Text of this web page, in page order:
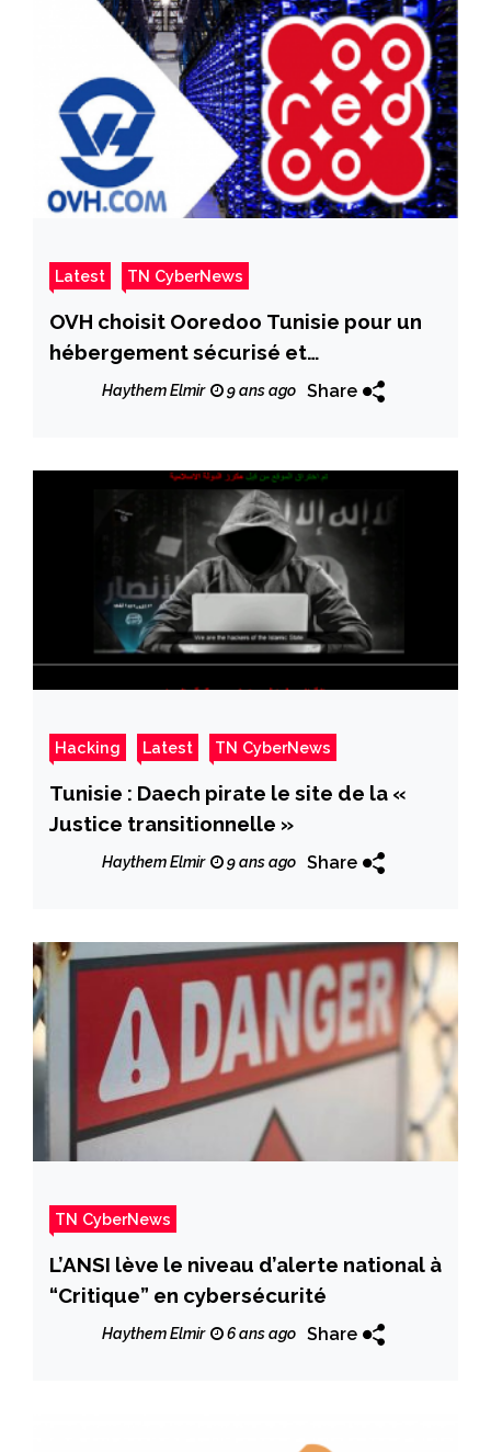
Latest TN CyberNews
OVH choisit Ooredoo Tunisie pour un
hébergement sécurisé et
réglementaire des noms de domaines
Haythem Elmir 9 ans ago Share
Hacking Latest TN CyberNews
Tunisie : Daech pirate le site de la «
Justice transitionnelle »
Haythem Elmir 9 ans ago Share
TN CyberNews
L’ANSI lève le niveau d’alerte national à
“Critique” en cybersécurité
Haythem Elmir 6 ans ago Share